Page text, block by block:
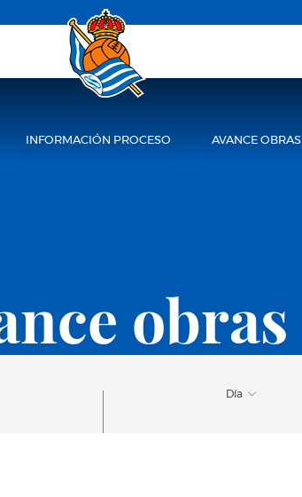
INFORMACIÓN PROCESO AVANCE OBRAS
obras
Día